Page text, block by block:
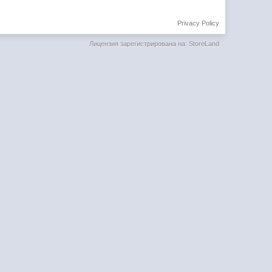
Privacy Policy
Лицензия зарегистрирована на: StoreLand